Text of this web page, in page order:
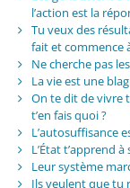
l’action est la
Tu veux des
fait et commence
Ne cherche pas
La vie est une
On te dit de vivre
t’en fais quoi ?
L’autosuffisance
L’État t’apprend
Leur système
Ils veulent que tu